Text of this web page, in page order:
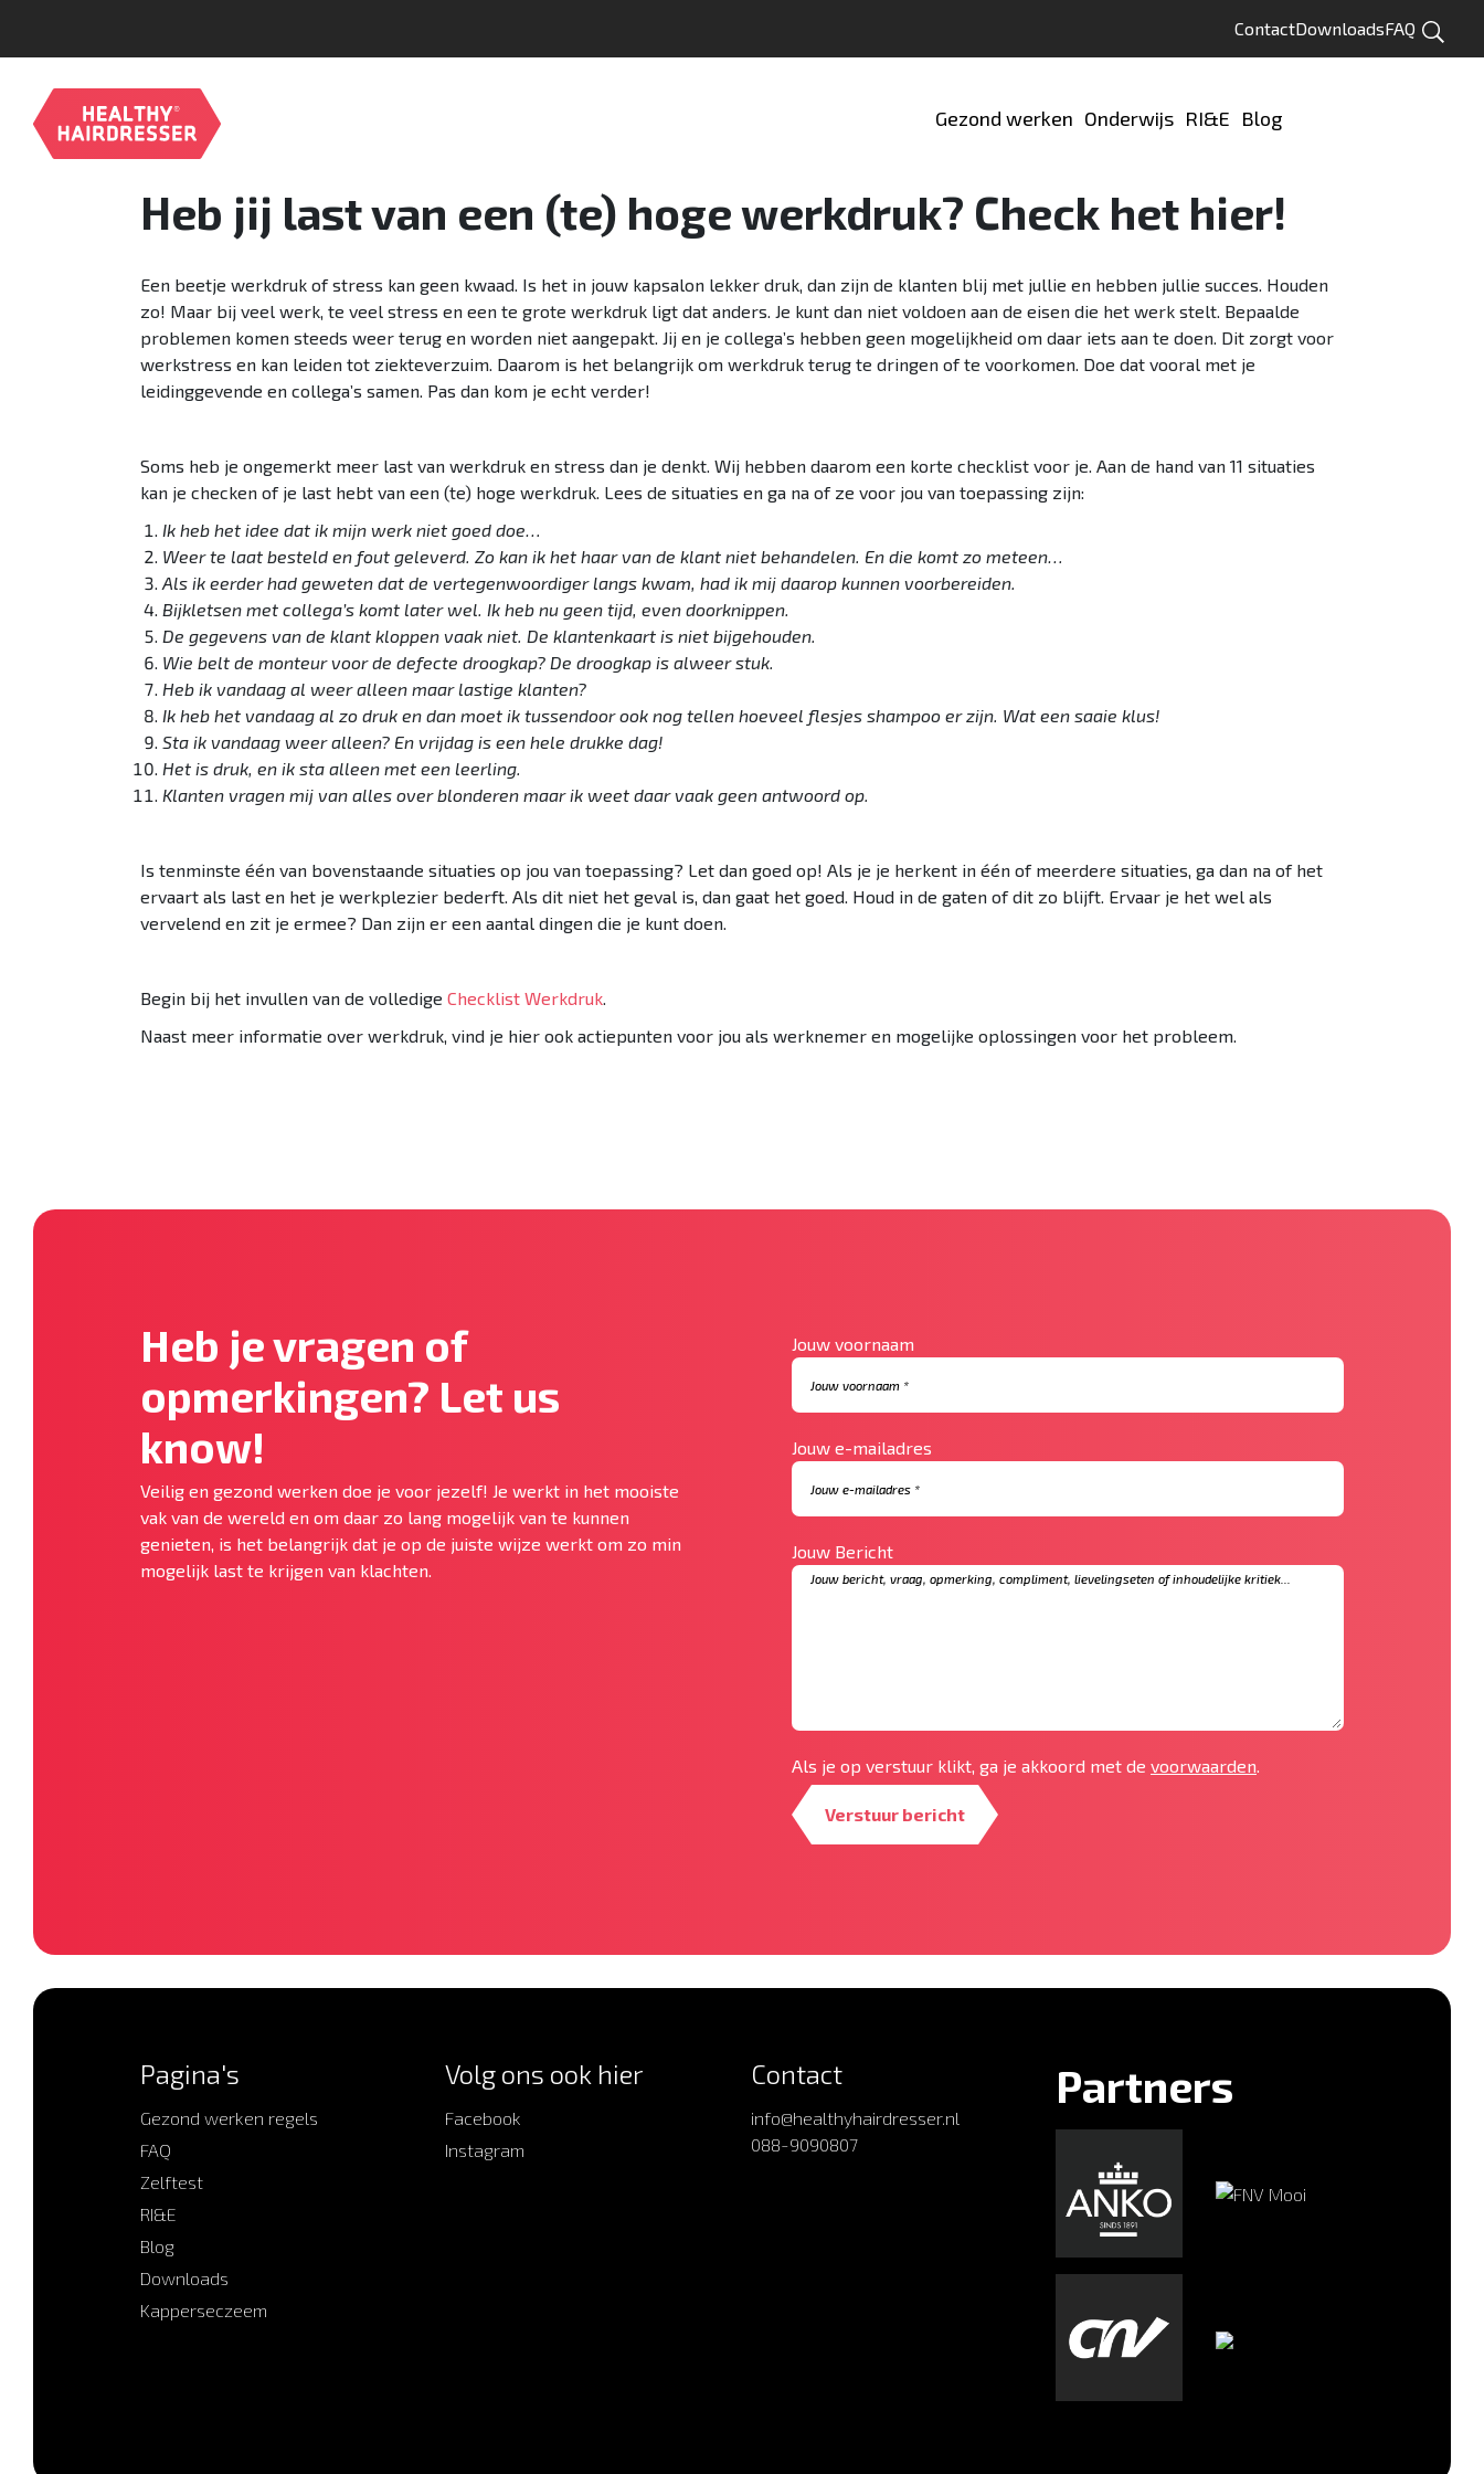
ContactDownloadsFAQ
Zoeken
Gezond werken Onderwijs RI&E Blog
Heb jij last van een (te) hoge werkdruk? Check het hier!
Een beetje werkdruk of stress kan geen kwaad. Is het in jouw kapsalon lekker druk, dan zijn de klanten blij met jullie en hebben jullie succes. Houden
zo! Maar bij veel werk, te veel stress en een te grote werkdruk ligt dat anders. Je kunt dan niet voldoen aan de eisen die het werk stelt. Bepaalde
problemen komen steeds weer terug en worden niet aangepakt. Jij en je collega’s hebben geen mogelijkheid om daar iets aan te doen. Dit zorgt voor
werkstress en kan leiden tot ziekteverzuim. Daarom is het belangrijk om werkdruk terug te dringen of te voorkomen. Doe dat vooral met je
leidinggevende en collega’s samen. Pas dan kom je echt verder!
Soms heb je ongemerkt meer last van werkdruk en stress dan je denkt. Wij hebben daarom een korte checklist voor je. Aan de hand van 11 situaties
kan je checken of je last hebt van een (te) hoge werkdruk. Lees de situaties en ga na of ze voor jou van toepassing zijn:
Ik heb het idee dat ik mijn werk niet goed doe…
Weer te laat besteld en fout geleverd. Zo kan ik het haar van de klant niet behandelen. En die komt zo meteen…
Als ik eerder had geweten dat de vertegenwoordiger langs kwam, had ik mij daarop kunnen voorbereiden.
Bijkletsen met collega’s komt later wel. Ik heb nu geen tijd, even doorknippen.
De gegevens van de klant kloppen vaak niet. De klantenkaart is niet bijgehouden.
Wie belt de monteur voor de defecte droogkap? De droogkap is alweer stuk.
Heb ik vandaag al weer alleen maar lastige klanten?
Ik heb het vandaag al zo druk en dan moet ik tussendoor ook nog tellen hoeveel flesjes shampoo er zijn. Wat een saaie klus!
Sta ik vandaag weer alleen? En vrijdag is een hele drukke dag!
Het is druk, en ik sta alleen met een leerling.
Klanten vragen mij van alles over blonderen maar ik weet daar vaak geen antwoord op.
Is tenminste één van bovenstaande situaties op jou van toepassing? Let dan goed op! Als je je herkent in één of meerdere situaties, ga dan na of het
ervaart als last en het je werkplezier bederft. Als dit niet het geval is, dan gaat het goed. Houd in de gaten of dit zo blijft. Ervaar je het wel als
vervelend en zit je ermee? Dan zijn er een aantal dingen die je kunt doen.
Begin bij het invullen van de volledige Checklist Werkdruk.
Naast meer informatie over werkdruk, vind je hier ook actiepunten voor jou als werknemer en mogelijke oplossingen voor het probleem.
Heb je vragen of
opmerkingen? Let us
know!
Veilig en gezond werken doe je voor jezelf! Je werkt in het mooiste
vak van de wereld en om daar zo lang mogelijk van te kunnen
genieten, is het belangrijk dat je op de juiste wijze werkt om zo min
mogelijk last te krijgen van klachten.
Jouw voornaam
Jouw e-mailadres
Jouw Bericht
Als je op verstuur klikt, ga je akkoord met de voorwaarden.
Verstuur bericht
Pagina's
Gezond werken regels
FAQ
Zelftest
RI&E
Blog
Downloads
Kapperseczeem
Volg ons ook hier
Facebook
Instagram
Contact
info@healthyhairdresser.nl
088-9090807
Partners